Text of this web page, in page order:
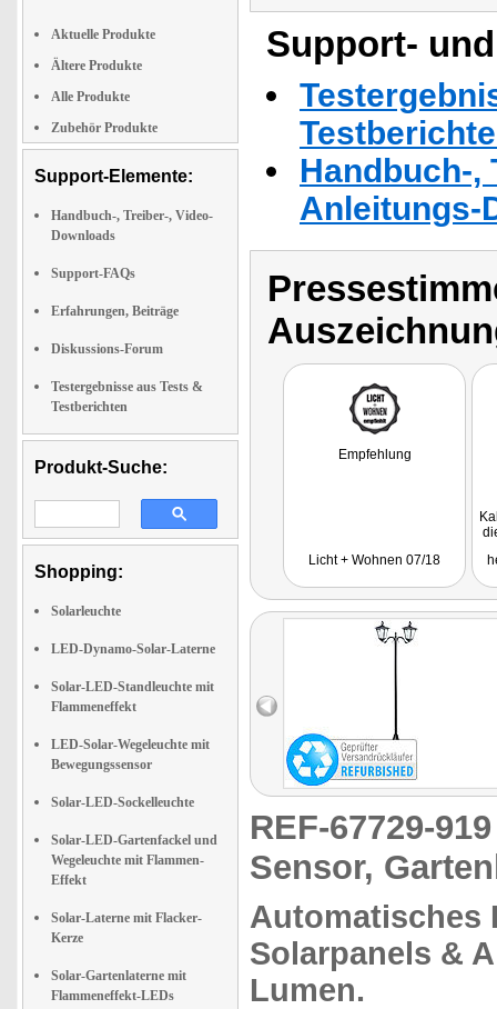
Aktuelle Produkte
Ältere Produkte
Alle Produkte
Zubehör Produkte
Support-Elemente:
Handbuch-, Treiber-, Video-
Downloads
Support-FAQs
Erfahrungen, Beiträge
Diskussions-Forum
Testergebnisse aus Tests &
Testberichten
Produkt-Suche:
Shopping:
Solarleuchte
LED-Dynamo-Solar-Laterne
Solar-LED-Standleuchte mit
Flammeneffekt
LED-Solar-Wegeleuchte mit
Bewegungssensor
Solar-LED-Sockelleuchte
Solar-LED-Gartenfackel und
Wegeleuchte mit Flammen-
Effekt
Solar-Laterne mit Flacker-
Kerze
Solar-Gartenlaterne mit
Flammeneffekt-LEDs
Support-
Handbuch-,
Anleitungs-
Empfehlung
Licht + Wohnen 07/18
REF-67729-
Sensor,
Automatisches
Solarpanels &
Lumen.